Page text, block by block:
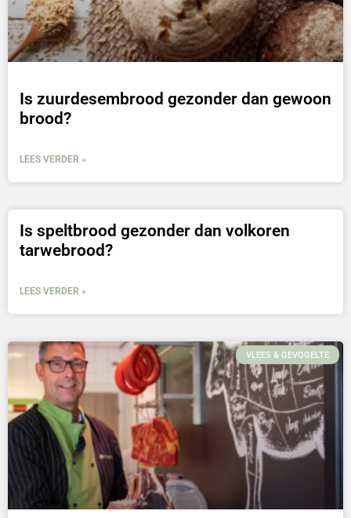
Is zuurdesembrood gezonder dan gewoon
brood?
LEES VERDER »
Is speltbrood gezonder dan volkoren
tarwebrood?
LEES VERDER »
VLEES & GEVOGELTE